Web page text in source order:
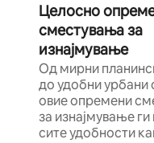
Целосно
сместувања за
изнајмување
Од мирни
до удобни урбани
овие опремени
за изнајмување
сите удобности